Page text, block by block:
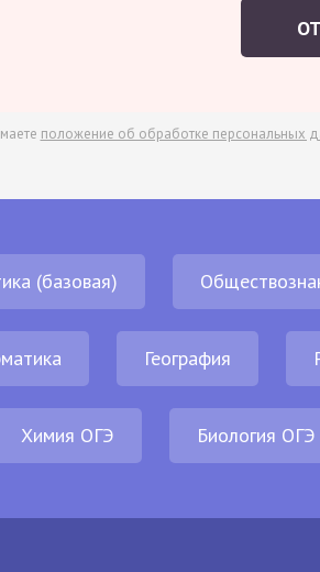
положение об обработке персональных
(базовая)
География
Химия ОГЭ Биология ОГЭ